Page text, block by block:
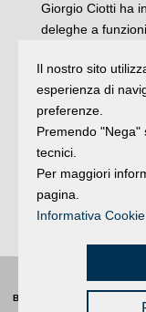
Giorgio Ciotti ha
deleghe a
Ripa va la delega
Carlini la delega
“Siamo tutti
con onestà,
quello
saranno costituiti
costituiti”
Ciotti.
Buongiorno
Il nostro sito
esperienza di
preferenze.
Premendo "Nega"
tecnici.
Per maggiori
pagina.
Informativa Cookie